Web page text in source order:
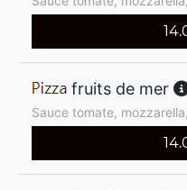
fruits de mer
Sauce tomate,